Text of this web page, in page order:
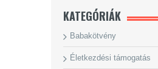
KATEGÓRIÁK
Babakötvény
Életkezdési támogatás